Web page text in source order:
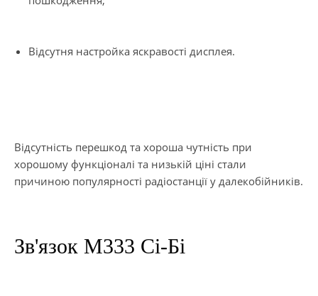
Відсутня настройка яскравості дисплея.
Відсутність перешкод та хороша чутність при
хорошому функціоналі та низькій ціні стали
причиною популярності радіостанції у далекобійників.
Зв'язок М333 Сі-Бі